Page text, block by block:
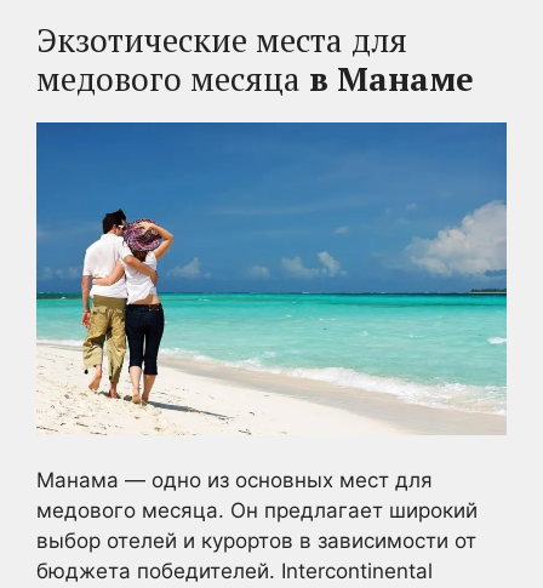
Экзотические места для
медового месяца в Манаме
Манама — одно из основных мест для
медового месяца. Он предлагает широкий
выбор отелей и курортов в зависимости от
бюджета победителей. Intercontinental